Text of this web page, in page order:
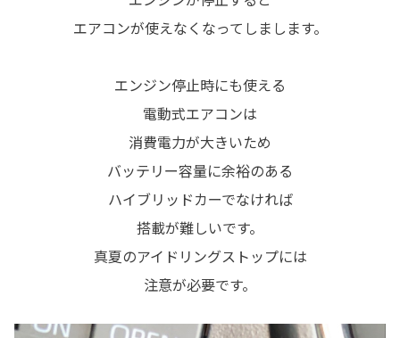
エアコンが使えなくなってしまします。
エンジン停止時にも使える
電動式エアコンは
消費電力が大きいため
バッテリー容量に余裕のある
ハイブリッドカーでなければ
搭載が難しいです。
真夏のアイドリングストップには
注意が必要です。